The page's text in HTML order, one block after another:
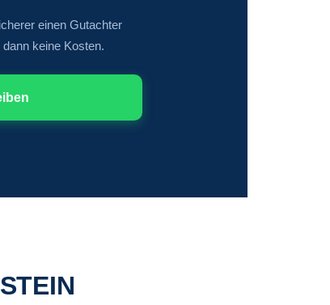
einen Gutachter
keine Kosten.